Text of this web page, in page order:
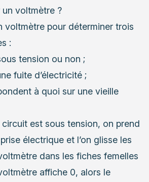
voltmètre ?
voltmètre pour déterminer trois
:
tension ou non ;
fuite d’électricité ;
à quoi sur une vieille
est sous tension, on prend
électrique et l’on glisse les
dans les fiches femelles
affiche 0, alors le